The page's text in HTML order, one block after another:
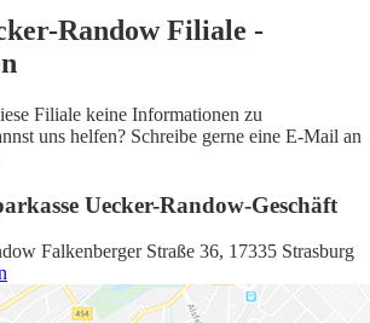
Randow Filiale -
Filiale keine Informationen zu
uns helfen? Schreibe gerne eine E-Mail an
Uecker-Randow-Geschäft
Falkenberger Straße 36, 17335 Strasburg